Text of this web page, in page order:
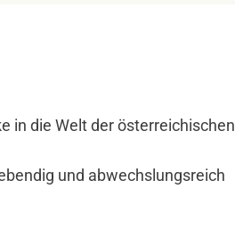
in die Welt der österreichischen
und abwechslungsreich